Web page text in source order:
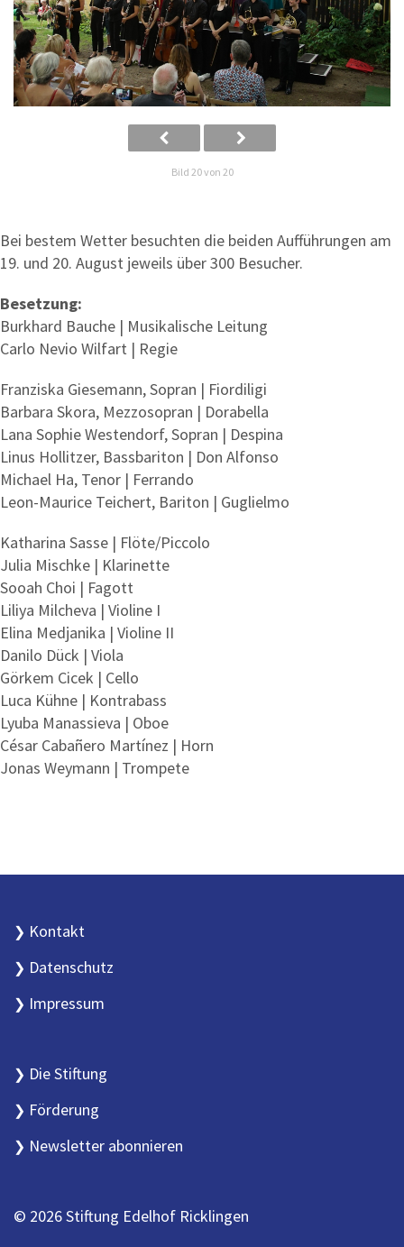
Bild 20 von 20
Bei bestem Wetter besuchten die beiden Aufführungen am
19. und 20. August jeweils über 300 Besucher.
Besetzung:
Burkhard Bauche | Musikalische Leitung
Carlo Nevio Wilfart | Regie
Franziska Giesemann, Sopran | Fiordiligi
Barbara Skora, Mezzosopran | Dorabella
Lana Sophie Westendorf, Sopran | Despina
Linus Hollitzer, Bassbariton | Don Alfonso
Michael Ha, Tenor | Ferrando
Leon-Maurice Teichert, Bariton | Guglielmo
Katharina Sasse | Flöte/Piccolo
Julia Mischke | Klarinette
Sooah Choi | Fagott
Liliya Milcheva | Violine I
Elina Medjanika | Violine II
Danilo Dück | Viola
Görkem Cicek | Cello
Luca Kühne | Kontrabass
Lyuba Manassieva | Oboe
César Cabañero Martínez | Horn
Jonas Weymann | Trompete
Kontakt
Datenschutz
Impressum
Die Stiftung
Förderung
Newsletter abonnieren
© 2026 Stiftung Edelhof Ricklingen